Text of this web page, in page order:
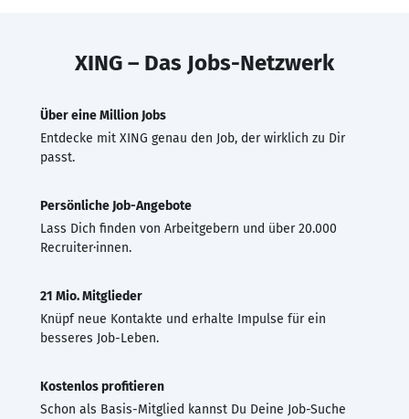
XING – Das Jobs-Netzwerk
Über eine Million Jobs
Entdecke mit XING genau den Job, der wirklich zu Dir
passt.
Persönliche Job-Angebote
Lass Dich finden von Arbeitgebern und über 20.000
Recruiter·innen.
21 Mio. Mitglieder
Knüpf neue Kontakte und erhalte Impulse für ein
besseres Job-Leben.
Kostenlos profitieren
Schon als Basis-Mitglied kannst Du Deine Job-Suche